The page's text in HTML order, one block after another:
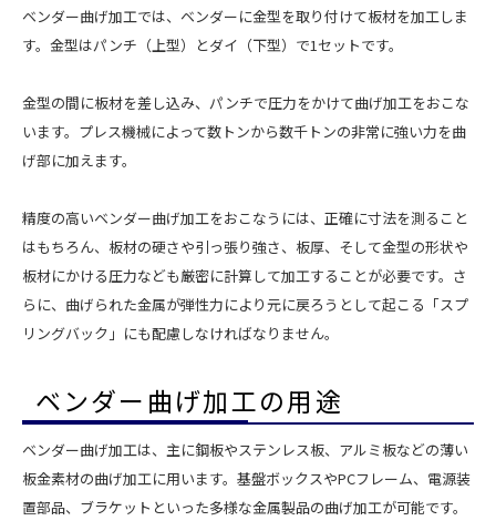
ベンダー曲げ加工では、ベンダーに金型を取り付けて板材を加工しま
す。金型はパンチ（上型）とダイ（下型）で1セットです。
金型の間に板材を差し込み、パンチで圧力をかけて曲げ加工をおこな
います。プレス機械によって数トンから数千トンの非常に強い力を曲
げ部に加えます。
精度の高いベンダー曲げ加工をおこなうには、正確に寸法を測ること
はもちろん、板材の硬さや引っ張り強さ、板厚、そして金型の形状や
板材にかける圧力なども厳密に計算して加工することが必要です。さ
らに、曲げられた金属が弾性力により元に戻ろうとして起こる「スプ
リングバック」にも配慮しなければなりません。
ベンダー曲げ加工の用途
ベンダー曲げ加工は、主に鋼板やステンレス板、アルミ板などの薄い
板金素材の曲げ加工に用います。基盤ボックスやPCフレーム、電源装
置部品、ブラケットといった多様な金属製品の曲げ加工が可能です。